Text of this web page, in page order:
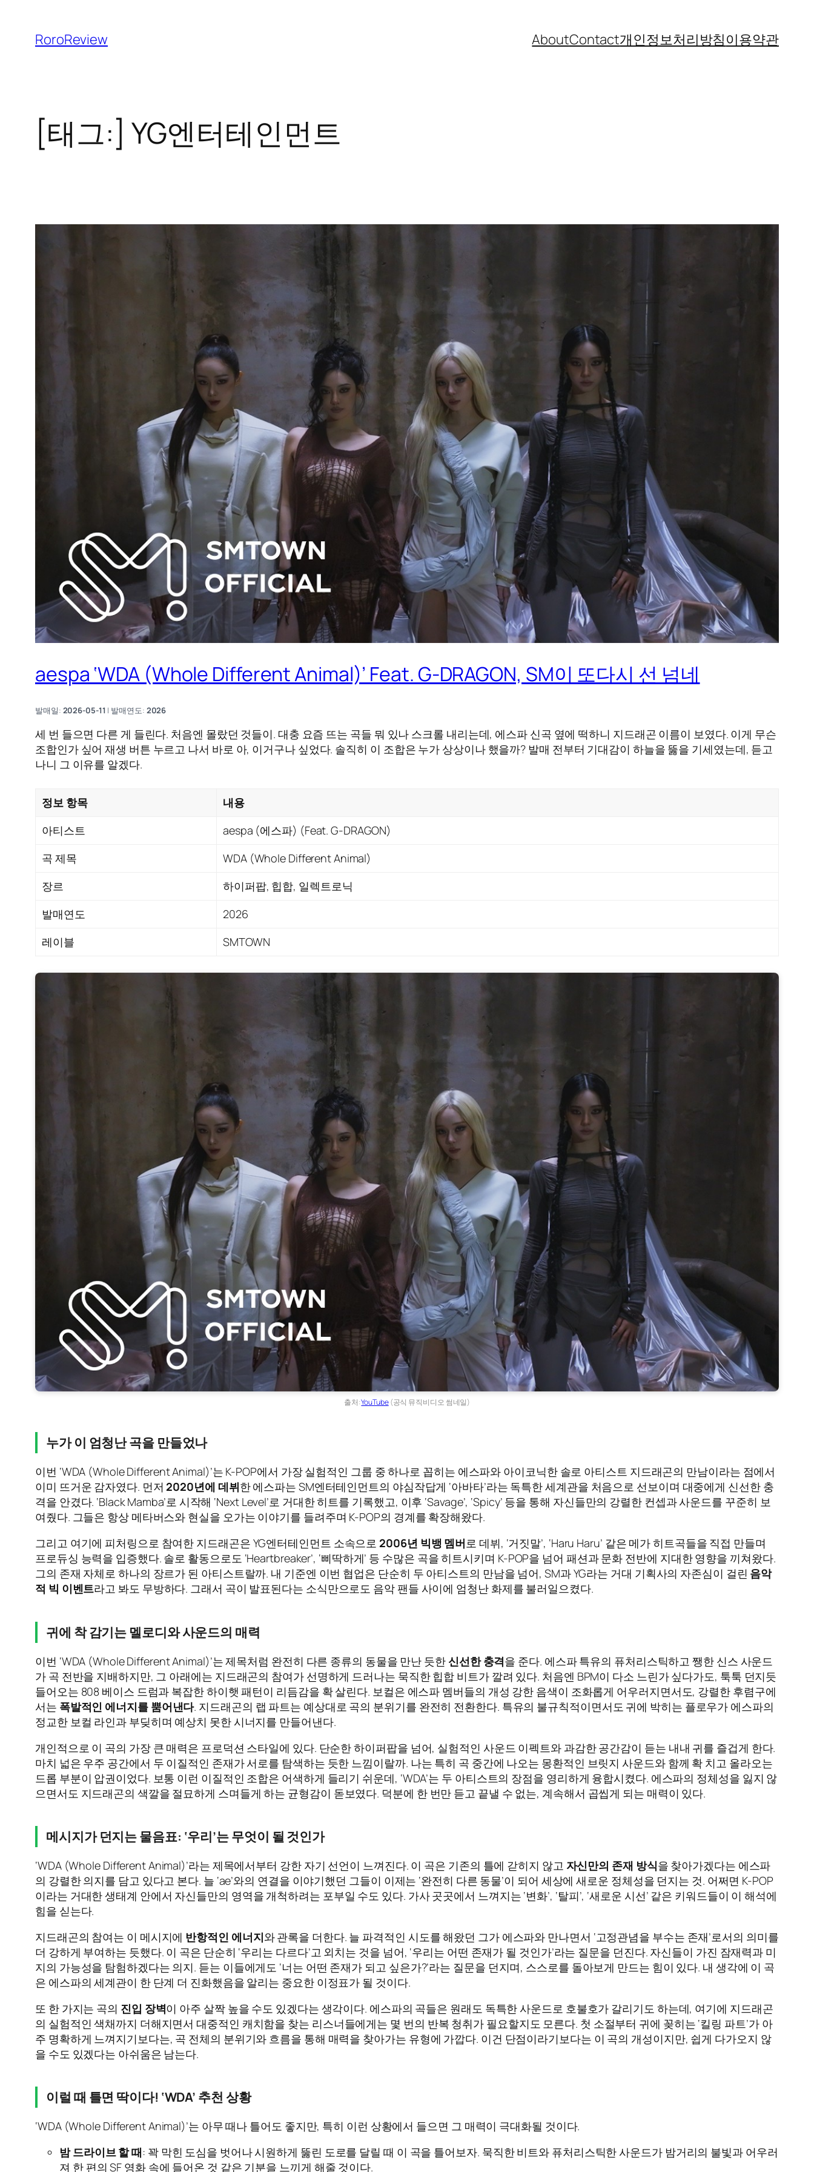
RoroReview AboutContact개인정보처리방침이용약관
[태그:]YG엔터테인먼트
aespa ‘WDA (Whole Different Animal)’ Feat. G-DRAGON, SM이 또다시 선 넘네
발매일: 2026-05-11 | 발매연도: 2026
세 번 들으면 다른 게 들린다. 처음엔 몰랐던 것들이. 대충 요즘 뜨는 곡들 뭐 있나 스크롤 내리는데, 에스파 신곡 옆에 떡하니 지드래곤 이름이 보였다. 이게 무슨
조합인가 싶어 재생 버튼 누르고 나서 바로 아, 이거구나 싶었다. 솔직히 이 조합은 누가 상상이나 했을까? 발매 전부터 기대감이 하늘을 뚫을 기세였는데, 듣고
나니 그 이유를 알겠다.
정보 항목
내용
아티스트
aespa (에스파) (Feat. G-DRAGON)
곡 제목
WDA (Whole Different Animal)
장르
하이퍼팝, 힙합, 일렉트로닉
발매연도
2026
레이블
SMTOWN
출처:YouTube(공식 뮤직비디오 썸네일)
누가 이 엄청난 곡을 만들었나
이번 ‘WDA (Whole Different Animal)’는 K-POP에서 가장 실험적인 그룹 중 하나로 꼽히는 에스파와 아이코닉한 솔로 아티스트 지드래곤의 만남이라는 점에서
이미 뜨거운 감자였다. 먼저 2020년에 데뷔한 에스파는 SM엔터테인먼트의 야심작답게 ‘아바타’라는 독특한 세계관을 처음으로 선보이며 대중에게 신선한 충
격을 안겼다. ‘Black Mamba’로 시작해 ‘Next Level’로 거대한 히트를 기록했고, 이후 ‘Savage’, ‘Spicy’ 등을 통해 자신들만의 강렬한 컨셉과 사운드를 꾸준히 보
여줬다. 그들은 항상 메타버스와 현실을 오가는 이야기를 들려주며 K-POP의 경계를 확장해왔다.
그리고 여기에 피처링으로 참여한 지드래곤은 YG엔터테인먼트 소속으로 2006년 빅뱅 멤버로 데뷔, ‘거짓말’, ‘Haru Haru’ 같은 메가 히트곡들을 직접 만들며
프로듀싱 능력을 입증했다. 솔로 활동으로도 ‘Heartbreaker’, ‘삐딱하게’ 등 수많은 곡을 히트시키며 K-POP을 넘어 패션과 문화 전반에 지대한 영향을 끼쳐왔다.
그의 존재 자체로 하나의 장르가 된 아티스트랄까. 내 기준엔 이번 협업은 단순히 두 아티스트의 만남을 넘어, SM과 YG라는 거대 기획사의 자존심이 걸린 음악
적 빅 이벤트라고 봐도 무방하다. 그래서 곡이 발표된다는 소식만으로도 음악 팬들 사이에 엄청난 화제를 불러일으켰다.
귀에 착 감기는 멜로디와 사운드의 매력
이번 ‘WDA (Whole Different Animal)’는 제목처럼 완전히 다른 종류의 동물을 만난 듯한 신선한 충격을 준다. 에스파 특유의 퓨처리스틱하고 쨍한 신스 사운드
가 곡 전반을 지배하지만, 그 아래에는 지드래곤의 참여가 선명하게 드러나는 묵직한 힙합 비트가 깔려 있다. 처음엔 BPM이 다소 느린가 싶다가도, 툭툭 던지듯
들어오는 808 베이스 드럼과 복잡한 하이햇 패턴이 리듬감을 확 살린다. 보컬은 에스파 멤버들의 개성 강한 음색이 조화롭게 어우러지면서도, 강렬한 후렴구에
서는 폭발적인 에너지를 뿜어낸다. 지드래곤의 랩 파트는 예상대로 곡의 분위기를 완전히 전환한다. 특유의 불규칙적이면서도 귀에 박히는 플로우가 에스파의
정교한 보컬 라인과 부딪히며 예상치 못한 시너지를 만들어낸다.
개인적으로 이 곡의 가장 큰 매력은 프로덕션 스타일에 있다. 단순한 하이퍼팝을 넘어, 실험적인 사운드 이펙트와 과감한 공간감이 듣는 내내 귀를 즐겁게 한다.
마치 넓은 우주 공간에서 두 이질적인 존재가 서로를 탐색하는 듯한 느낌이랄까. 나는 특히 곡 중간에 나오는 몽환적인 브릿지 사운드와 함께 확 치고 올라오는
드롭 부분이 압권이었다. 보통 이런 이질적인 조합은 어색하게 들리기 쉬운데, ‘WDA’는 두 아티스트의 장점을 영리하게 융합시켰다. 에스파의 정체성을 잃지 않
으면서도 지드래곤의 색깔을 절묘하게 스며들게 하는 균형감이 돋보였다. 덕분에 한 번만 듣고 끝낼 수 없는, 계속해서 곱씹게 되는 매력이 있다.
메시지가 던지는 물음표: ‘우리’는 무엇이 될 것인가
‘WDA (Whole Different Animal)’라는 제목에서부터 강한 자기 선언이 느껴진다. 이 곡은 기존의 틀에 갇히지 않고 자신만의 존재 방식을 찾아가겠다는 에스파
의 강렬한 의지를 담고 있다고 본다. 늘 ‘ae’와의 연결을 이야기했던 그들이 이제는 ‘완전히 다른 동물’이 되어 세상에 새로운 정체성을 던지는 것. 어쩌면 K-POP
이라는 거대한 생태계 안에서 자신들만의 영역을 개척하려는 포부일 수도 있다. 가사 곳곳에서 느껴지는 ‘변화’, ‘탈피’, ‘새로운 시선’ 같은 키워드들이 이 해석에
힘을 싣는다.
지드래곤의 참여는 이 메시지에 반항적인 에너지와 관록을 더한다. 늘 파격적인 시도를 해왔던 그가 에스파와 만나면서 ‘고정관념을 부수는 존재’로서의 의미를
더 강하게 부여하는 듯했다. 이 곡은 단순히 ‘우리는 다르다’고 외치는 것을 넘어, ‘우리는 어떤 존재가 될 것인가’라는 질문을 던진다. 자신들이 가진 잠재력과 미
지의 가능성을 탐험하겠다는 의지. 듣는 이들에게도 ‘너는 어떤 존재가 되고 싶은가?’라는 질문을 던지며, 스스로를 돌아보게 만드는 힘이 있다. 내 생각에 이 곡
은 에스파의 세계관이 한 단계 더 진화했음을 알리는 중요한 이정표가 될 것이다.
또 한 가지는 곡의 진입 장벽이 아주 살짝 높을 수도 있겠다는 생각이다. 에스파의 곡들은 원래도 독특한 사운드로 호불호가 갈리기도 하는데, 여기에 지드래곤
의 실험적인 색채까지 더해지면서 대중적인 캐치함을 찾는 리스너들에게는 몇 번의 반복 청취가 필요할지도 모른다. 첫 소절부터 귀에 꽂히는 ‘킬링 파트’가 아
주 명확하게 느껴지기보다는, 곡 전체의 분위기와 흐름을 통해 매력을 찾아가는 유형에 가깝다. 이건 단점이라기보다는 이 곡의 개성이지만, 쉽게 다가오지 않
을 수도 있겠다는 아쉬움은 남는다.
이럴 때 틀면 딱이다! ‘WDA’ 추천 상황
‘WDA (Whole Different Animal)’는 아무 때나 틀어도 좋지만, 특히 이런 상황에서 들으면 그 매력이 극대화될 것이다.
밤 드라이브 할 때: 꽉 막힌 도심을 벗어나 시원하게 뚫린 도로를 달릴 때 이 곡을 틀어보자. 묵직한 비트와 퓨처리스틱한 사운드가 밤거리의 불빛과 어우러
져 한 편의 SF 영화 속에 들어온 것 같은 기분을 느끼게 해줄 것이다.